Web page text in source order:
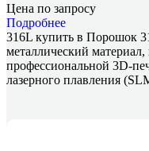
Цена по запросу
Подробнее
316L купить в Порошок
металлический
профессиональной 3D-
лазерного плавления